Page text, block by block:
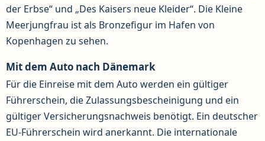
der Erbse“ und „Des Kaisers neue Kleider“. Die Kleine
Meerjungfrau ist als Bronzefigur im Hafen von
Kopenhagen zu sehen.
Mit dem Auto nach Dänemark
Für die Einreise mit dem Auto werden ein gültiger
Führerschein, die Zulassungsbescheinigung und ein
gültiger Versicherungsnachweis benötigt. Ein deutscher
EU-Führerschein wird anerkannt. Die internationale